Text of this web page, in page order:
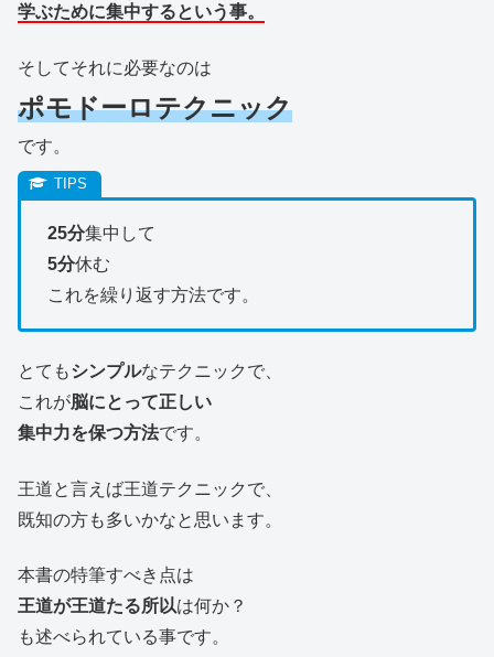
学ぶために集中するという事。
そしてそれに必要なのは
ポモドーロテクニック
です。
25分集中して
5分休む
これを繰り返す方法です。
とてもシンプルなテクニックで、
これが脳にとって正しい
集中力を保つ方法です。
王道と言えば王道テクニックで、
既知の方も多いかなと思います。
本書の特筆すべき点は
王道が王道たる所以は何か？
も述べられている事です。